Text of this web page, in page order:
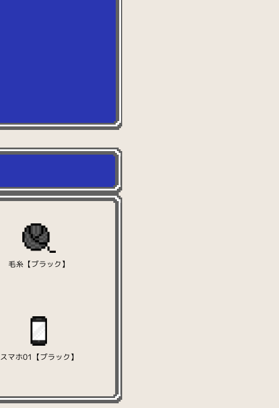
毛糸【ブラック】
スマホ01【ブラック】